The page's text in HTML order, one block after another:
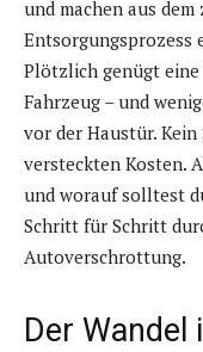
und machen aus
Entsorgungsprozess
Plötzlich genügt eine
Fahrzeug – und
vor der Haustür.
versteckten Kosten.
und worauf solltest
Schritt für Schritt
Autoverschrottung.
Der Wandel